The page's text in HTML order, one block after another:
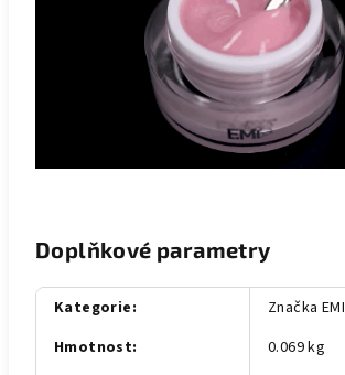
Doplňkové parametry
Kategorie:
Značka EMI
Hmotnost:
0.069 kg